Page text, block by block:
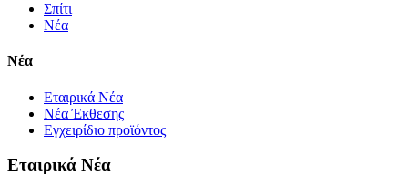
Σπίτι
Νέα
Νέα
Εταιρικά Νέα
Νέα Έκθεσης
Εγχειρίδιο προϊόντος
Εταιρικά Νέα